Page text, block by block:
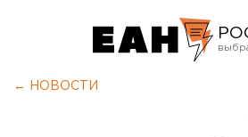
← НОВОСТИ